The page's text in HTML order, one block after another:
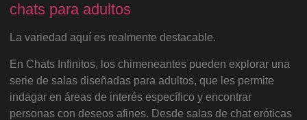
chats para adultos
La variedad aquí es realmente destacable.
En Chats Infinitos, los chimeneantes pueden explorar una
serie de salas diseñadas para adultos, que les permite
indagar en áreas de interés específico y encontrar
personas con deseos afines. Desde salas de chat eróticas